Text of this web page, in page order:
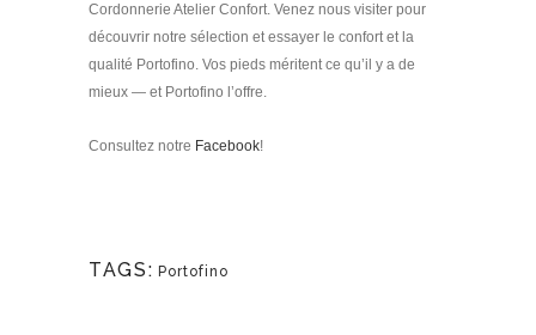
Cordonnerie Atelier Confort. Venez nous visiter pour
découvrir notre sélection et essayer le confort et la
qualité Portofino. Vos pieds méritent ce qu’il y a de
mieux — et Portofino l’offre.
Consultez notre Facebook!
TAGS: Portofino